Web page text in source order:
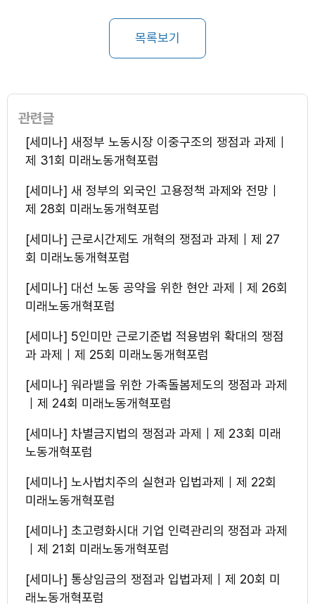
목록보기
관련글
[세미나] 새정부 노동시장 이중구조의 쟁점과 과제｜
제 31회 미래노동개혁포럼
[세미나] 새 정부의 외국인 고용정책 과제와 전망｜
제 28회 미래노동개혁포럼
[세미나] 근로시간제도 개혁의 쟁점과 과제｜제 27
회 미래노동개혁포럼
[세미나] 대선 노동 공약을 위한 현안 과제｜제 26회
미래노동개혁포럼
[세미나] 5인미만 근로기준법 적용범위 확대의 쟁점
과 과제｜제 25회 미래노동개혁포럼
[세미나] 워라밸을 위한 가족돌봄제도의 쟁점과 과제
｜제 24회 미래노동개혁포럼
[세미나] 차별금지법의 쟁점과 과제｜제 23회 미래
노동개혁포럼
[세미나] 노사법치주의 실현과 입법과제｜제 22회
미래노동개혁포럼
[세미나] 초고령화시대 기업 인력관리의 쟁점과 과제
｜제 21회 미래노동개혁포럼
[세미나] 통상임금의 쟁점과 입법과제｜제 20회 미
래노동개혁포럼